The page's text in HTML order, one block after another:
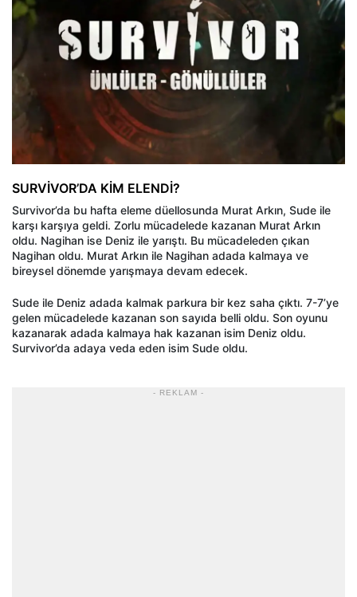
SURVİVOR’DA KİM ELENDİ?
Survivor’da bu hafta eleme düellosunda Murat Arkın, Sude ile
karşı karşıya geldi. Zorlu mücadelede kazanan Murat Arkın
oldu. Nagihan ise Deniz ile yarıştı. Bu mücadeleden çıkan
Nagihan oldu. Murat Arkın ile Nagihan adada kalmaya ve
bireysel dönemde yarışmaya devam edecek.
Sude ile Deniz adada kalmak parkura bir kez saha çıktı. 7-7’ye
gelen mücadelede kazanan son sayıda belli oldu. Son oyunu
kazanarak adada kalmaya hak kazanan isim Deniz oldu.
Survivor’da adaya veda eden isim Sude oldu.
- REKLAM -